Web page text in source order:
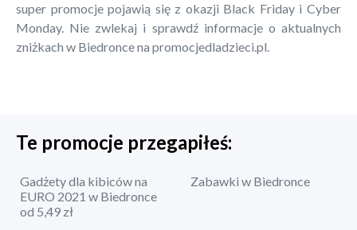
super promocje pojawią się z okazji Black Friday i Cyber
Monday. Nie zwlekaj i sprawdź informacje o aktualnych
zniżkach w Biedronce na promocjedladzieci.pl.
Te promocje przegapiłeś:
Gadżety dla kibiców na
EURO 2021 w Biedronce
od 5,49 zł
Zabawki w Biedronce